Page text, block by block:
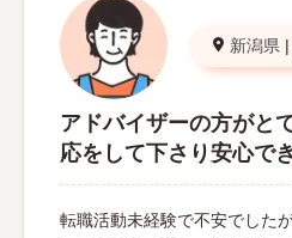
新潟県 |
アドバイザーの方がと
応をして下さり安心で
転職活動未経験で不安でした